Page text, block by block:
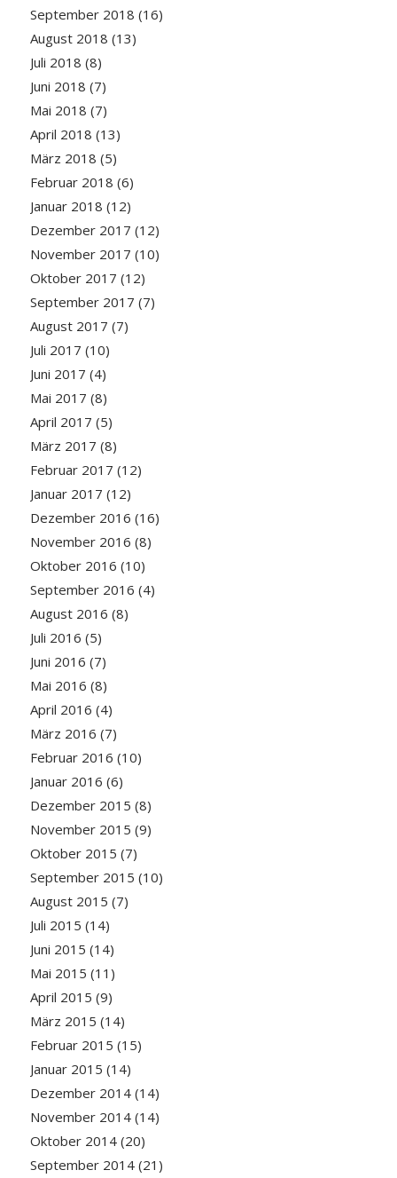
September 2018 (16)
August 2018 (13)
Juli 2018 (8)
Juni 2018 (7)
Mai 2018 (7)
April 2018 (13)
März 2018 (5)
Februar 2018 (6)
Januar 2018 (12)
Dezember 2017 (12)
November 2017 (10)
Oktober 2017 (12)
September 2017 (7)
August 2017 (7)
Juli 2017 (10)
Juni 2017 (4)
Mai 2017 (8)
April 2017 (5)
März 2017 (8)
Februar 2017 (12)
Januar 2017 (12)
Dezember 2016 (16)
November 2016 (8)
Oktober 2016 (10)
September 2016 (4)
August 2016 (8)
Juli 2016 (5)
Juni 2016 (7)
Mai 2016 (8)
April 2016 (4)
März 2016 (7)
Februar 2016 (10)
Januar 2016 (6)
Dezember 2015 (8)
November 2015 (9)
Oktober 2015 (7)
September 2015 (10)
August 2015 (7)
Juli 2015 (14)
Juni 2015 (14)
Mai 2015 (11)
April 2015 (9)
März 2015 (14)
Februar 2015 (15)
Januar 2015 (14)
Dezember 2014(14)
November 2014(14)
Oktober 2014(20)
September 2014(21)